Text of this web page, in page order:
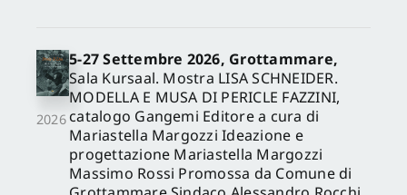
2026
5-27 Settembre 2026, Grottammare,
Sala Kursaal. Mostra LISA SCHNEIDER.
MODELLA E MUSA DI PERICLE FAZZINI,
catalogo Gangemi Editore a cura di
Mariastella Margozzi Ideazione e
progettazione Mariastella Margozzi
Massimo Rossi Promossa da Comune di